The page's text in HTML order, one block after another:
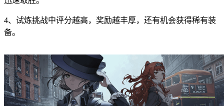
4、试炼挑战中评分越高，奖励越丰厚，还有机会获得稀有装
备。